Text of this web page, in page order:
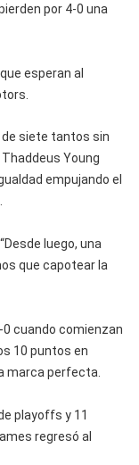
por 4-0 una
esperan al
de siete tantos sin
Young
empujando el
luego, una
que capotear la
cuando comienzan
10 puntos en
marca perfecta.
playoffs y 11
regresó al